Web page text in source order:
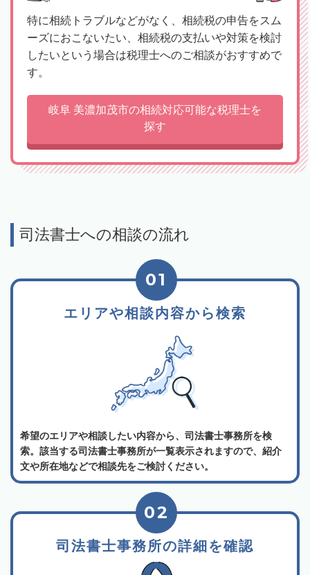
特に相続トラブルなどがなく、相続税の申告をスム
ーズにおこないたい、相続税の支払いや対策を検討
したいという場合は税理士へのご相談がおすすめで
す。
岐阜 美濃加茂市の相続対応可能な税理士を
探す
司法書士への相談の流れ
エリアや相談内容から検索
01
希望のエリアや相談したい内容から、司法書士事務所を検
索。該当する司法書士事務所が一覧表示されますので、紹介
文や所在地などで相談先をご検討ください。
司法書士事務所の詳細を確認
02